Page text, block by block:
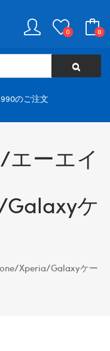
0 0
のご注文
ーエイ
ケ
xperia/galaxyケー